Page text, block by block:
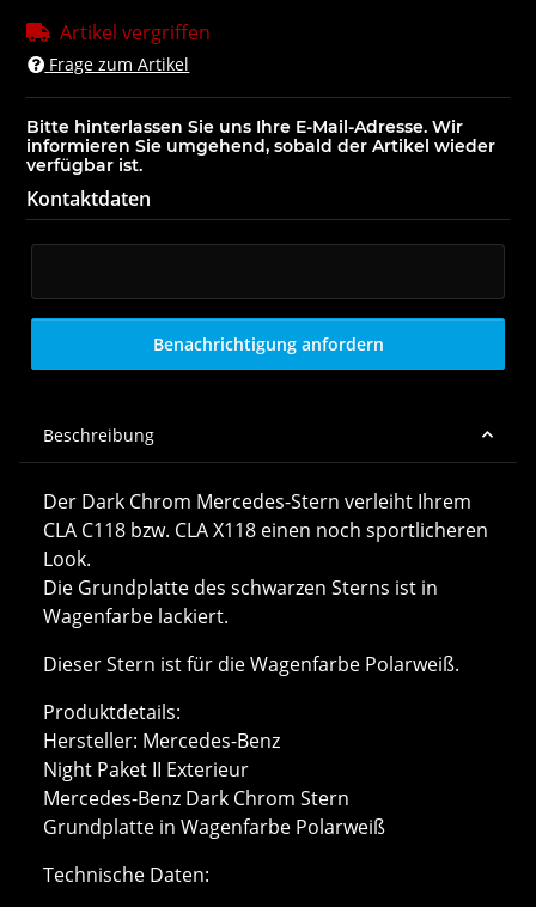
Artikel vergriffen
Frage zum Artikel
Bitte hinterlassen Sie uns Ihre E-Mail-Adresse. Wir
informieren Sie umgehend, sobald der Artikel wieder
verfügbar ist.
Kontaktdaten
Benachrichtigung anfordern
Beschreibung
Der Dark Chrom Mercedes-Stern verleiht Ihrem
CLA C118 bzw. CLA X118 einen noch sportlicheren
Look.
Die Grundplatte des schwarzen Sterns ist in
Wagenfarbe lackiert.
Dieser Stern ist für die Wagenfarbe Polarweiß.
Produktdetails:
Hersteller: Mercedes-Benz
Night Paket II Exterieur
Mercedes-Benz Dark Chrom Stern
Grundplatte in Wagenfarbe Polarweiß
Technische Daten: